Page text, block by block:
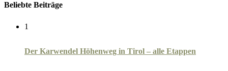
Beliebte Beiträge
1
Der Karwendel Höhenweg in Tirol – alle Etappen